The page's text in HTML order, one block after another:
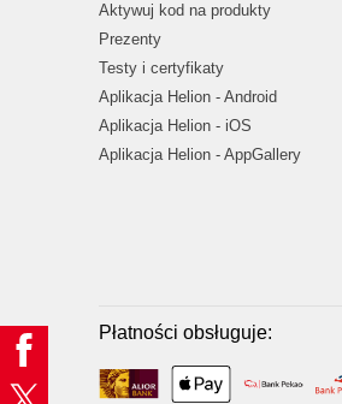
Aktywuj kod na produkty
Prezenty
Testy i certyfikaty
Aplikacja Helion - Android
Aplikacja Helion - iOS
Aplikacja Helion - AppGallery
Płatności obsługuje: